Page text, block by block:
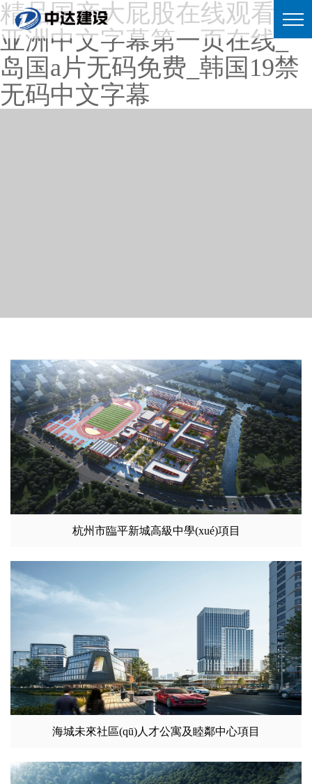
精品国产大屁股在线观看_
亚洲中文字幕第一页在线_
岛国a片无码免费_韩国19禁
无码中文字幕
杭州市臨平新城高級中學(xué)項目
海城未來社區(qū)人才公寓及睦鄰中心項目